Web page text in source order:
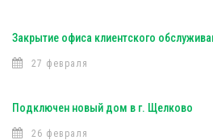
Закрытие офиса клиентского
27 февраля
Подключен новый дом в г. Щелково
26 февраля